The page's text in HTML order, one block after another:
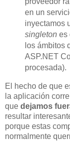
en un
inyectamos
singleton es
los ámbitos
ASP.NET
procesada).
El hecho de que
la aplicación
que dejamos
resultar
porque estas
normalmente